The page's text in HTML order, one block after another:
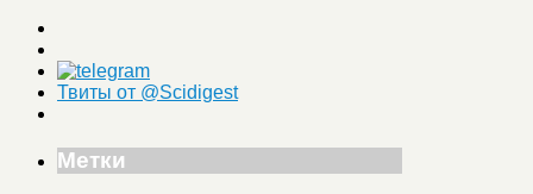
Твиты от @Scidigest
Метки